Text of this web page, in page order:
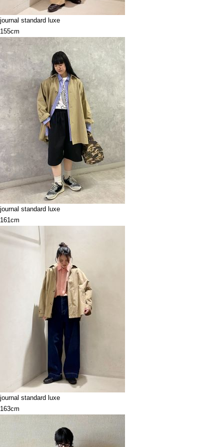
journal standard luxe
155cm
journal standard luxe
161cm
journal standard luxe
163cm